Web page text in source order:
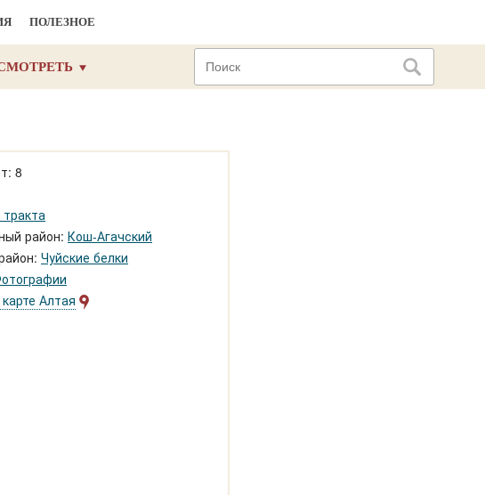
ПОЛЕЗНОЕ
8
район: Кош-Агачский
Чуйские белки
Алтая